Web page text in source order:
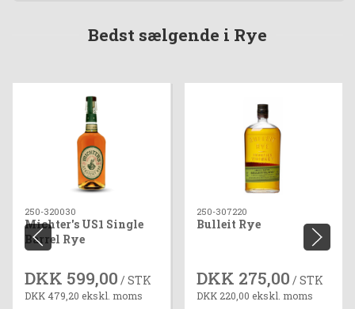
Bedst sælgende i Rye
250-320030
Michter's US1 Single
Barrel Rye
DKK 599,00 / STK
DKK 479,20 ekskl. moms
250-307220
Bulleit Rye
DKK 275,00 / STK
DKK 220,00 ekskl. moms